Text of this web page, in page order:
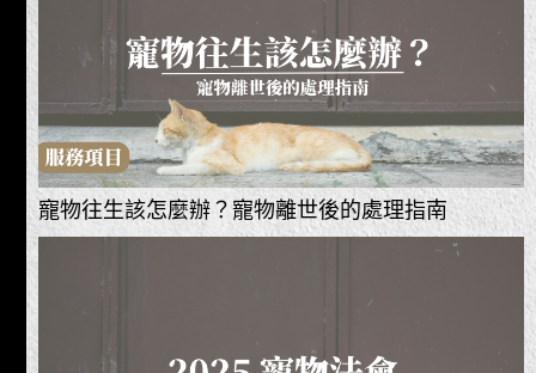
寵物往生該怎麼辦？寵物離世後的處理指南